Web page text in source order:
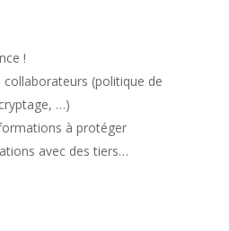
!
collaborateurs (politique de
…)
à protéger
avec des tiers…